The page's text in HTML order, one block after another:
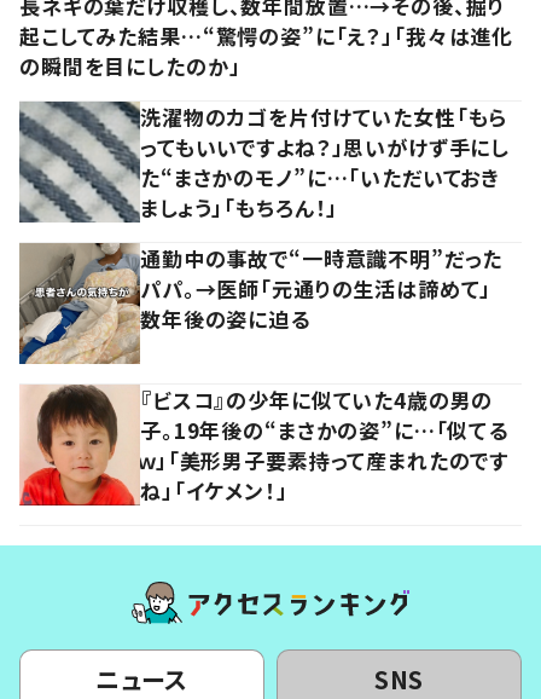
起こしてみた結果…“驚愕の姿”に「え？」「我々は進化
の瞬間を目にしたのか」
洗濯物のカゴを片付けていた女性「もら
ってもいいですよね？」思いがけず手にし
た“まさかのモノ”に…「いただいておき
ましょう」「もちろん！」
通勤中の事故で“一時意識不明”だった
パパ。→医師「元通りの生活は諦めて」
数年後の姿に迫る
『ビスコ』の少年に似ていた4歳の男の
子。19年後の“まさかの姿”に…「似てる
ｗ」「美形男子要素持って産まれたのです
ね」「イケメン！」
ニュース SNS